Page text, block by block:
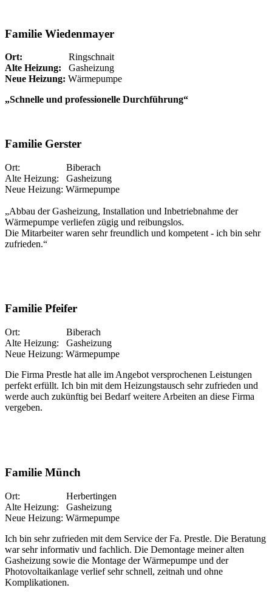
Familie Wiedenmayer
Ort: Ringschnait
Alte Heizung: Gasheizung
Neue Heizung: Wärmepumpe
„Schnelle und professionelle Durchführung“
Familie Gerster
Ort: Biberach
Alte Heizung: Gasheizung
Neue Heizung: Wärmepumpe
„Abbau der Gasheizung, Installation und Inbetriebnahme der
Wärmepumpe verliefen zügig und reibungslos.
Die Mitarbeiter waren sehr freundlich und kompetent - ich bin sehr
zufrieden.“
Familie Pfeifer
Ort: Biberach
Alte Heizung: Gasheizung
Neue Heizung: Wärmepumpe
Die Firma Prestle hat alle im Angebot versprochenen Leistungen
perfekt erfüllt. Ich bin mit dem Heizungstausch sehr zufrieden und
werde auch zukünftig bei Bedarf weitere Arbeiten an diese Firma
vergeben.
Familie Münch
Ort: Herbertingen
Alte Heizung: Gasheizung
Neue Heizung: Wärmepumpe
Ich bin sehr zufrieden mit dem Service der Fa. Prestle. Die Beratung
war sehr informativ und fachlich. Die Demontage meiner alten
Gasheizung sowie die Montage der Wärmepumpe und der
Photovoltaikanlage verlief sehr schnell, zeitnah und ohne
Komplikationen.